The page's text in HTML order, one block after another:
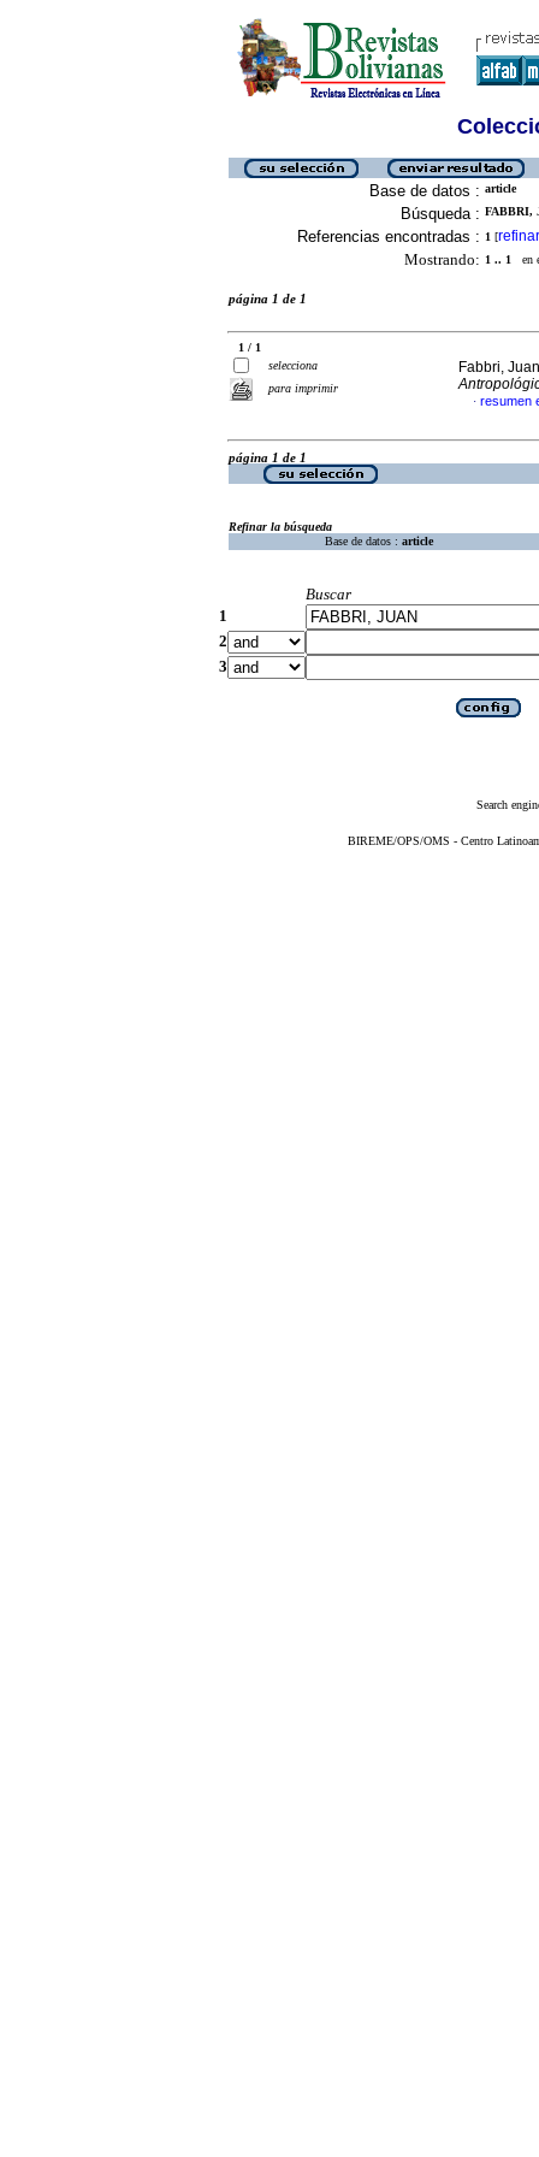
Base de datos : article
Búsqueda : FABBRI,
Referencias encontradas : 1 [refinar
Mostrando: 1 .. 1 en
página 1 de 1
1 / 1
selecciona
para imprimir
Fabbri,
· resumen
página 1 de 1
Refinar la búsqueda
Base de datos : article
Buscar
1
2
3
Search
BIREME/OPS/OMS - Centro